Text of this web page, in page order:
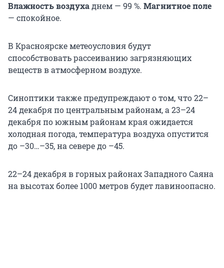
Влажность воздухаднем — 99 %. Магнитное поле
— спокойное.
В Красноярске метеоусловия будут
способствовать рассеиванию загрязняющих
веществ в атмосферном воздухе.
Синоптики также предупреждают о том, что 22–
24 декабря по центральным районам, а 23–24
декабря по южным районам края ожидается
холодная погода, температура воздуха опустится
до –30…–35, на севере до –45.
22–24 декабря в горных районах Западного Саяна
на высотах более 1000 метров будет лавиноопасно.